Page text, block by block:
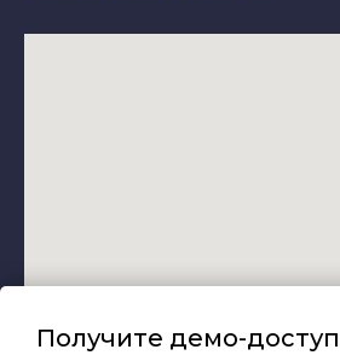
Получите демо-